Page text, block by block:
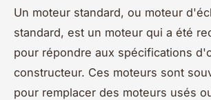
Un moteur standard, ou moteur
standard, est un moteur qui a été
pour répondre aux spécifications
constructeur. Ces moteurs sont
pour remplacer des moteurs usés